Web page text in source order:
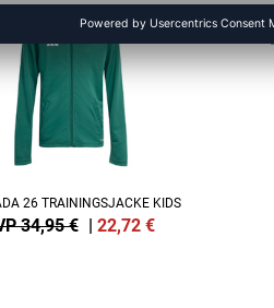
26 TRAININGSJACKE KIDS
34,95 € | 22,72 €